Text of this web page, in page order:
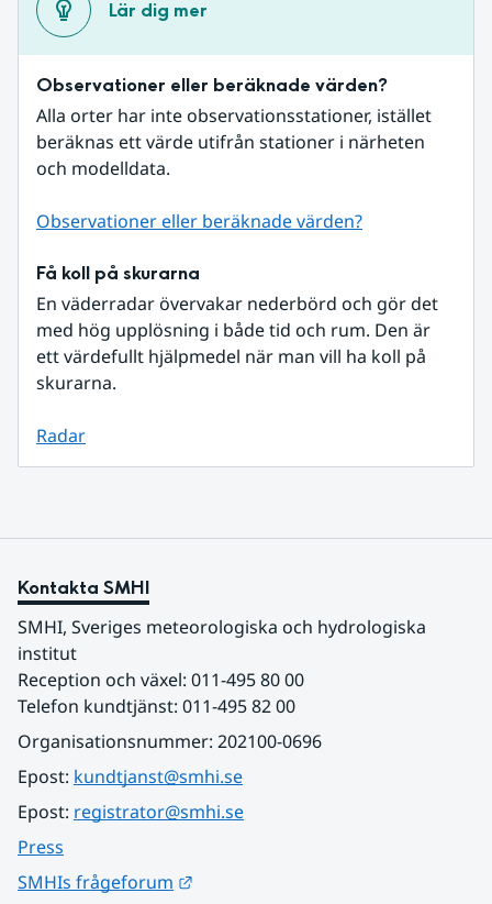
Lär dig mer
Observationer eller beräknade värden?
Alla orter har inte observationsstationer, istället
beräknas ett värde utifrån stationer i närheten
och modelldata.
Observationer eller beräknade värden?
Få koll på skurarna
En väderradar övervakar nederbörd och gör det
med hög upplösning i både tid och rum. Den är
ett värdefullt hjälpmedel när man vill ha koll på
skurarna.
Radar
Kontakta SMHI
SMHI, Sveriges meteorologiska och hydrologiska
institut
Reception och växel: 011-495 80 00
Telefon kundtjänst: 011-495 82 00
Organisationsnummer: 202100-0696
Epost: kundtjanst@smhi.se
Epost: registrator@smhi.se
Press
SMHIs frågeforum